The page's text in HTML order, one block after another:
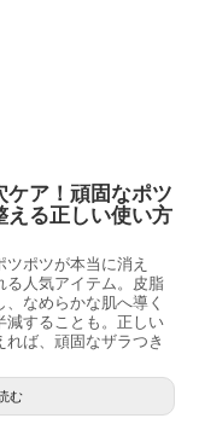
ケア！頑固なポツ
える正しい使い方
ツポツが本当に消え
る人気アイテム。皮脂
なめらかな肌へ導く
減することも。正しい
ば、頑固なザラつき
む